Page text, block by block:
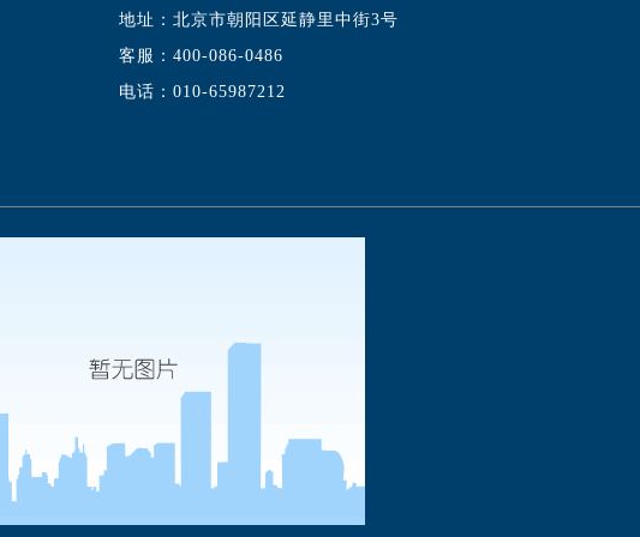
地址：北京市朝阳区延静里中街3号
客服：400-086-0486
电话：010-65987212